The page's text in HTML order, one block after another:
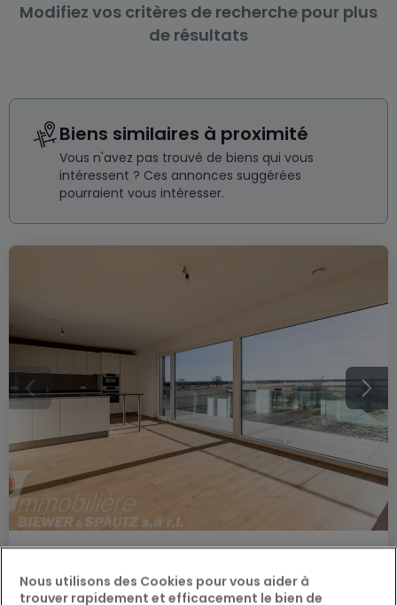
Modifiez vos critères de recherche pour plus
de résultats
Biens similaires à proximité
Vous n'avez pas trouvé de biens qui vous
intéressent ? Ces annonces suggérées
pourraient vous intéresser.
Appartement 2 chambres à louer àJunglinster
3 450 €
Nous utilisons des Cookies pour vous aider à
trouver rapidement et efficacement le bien de